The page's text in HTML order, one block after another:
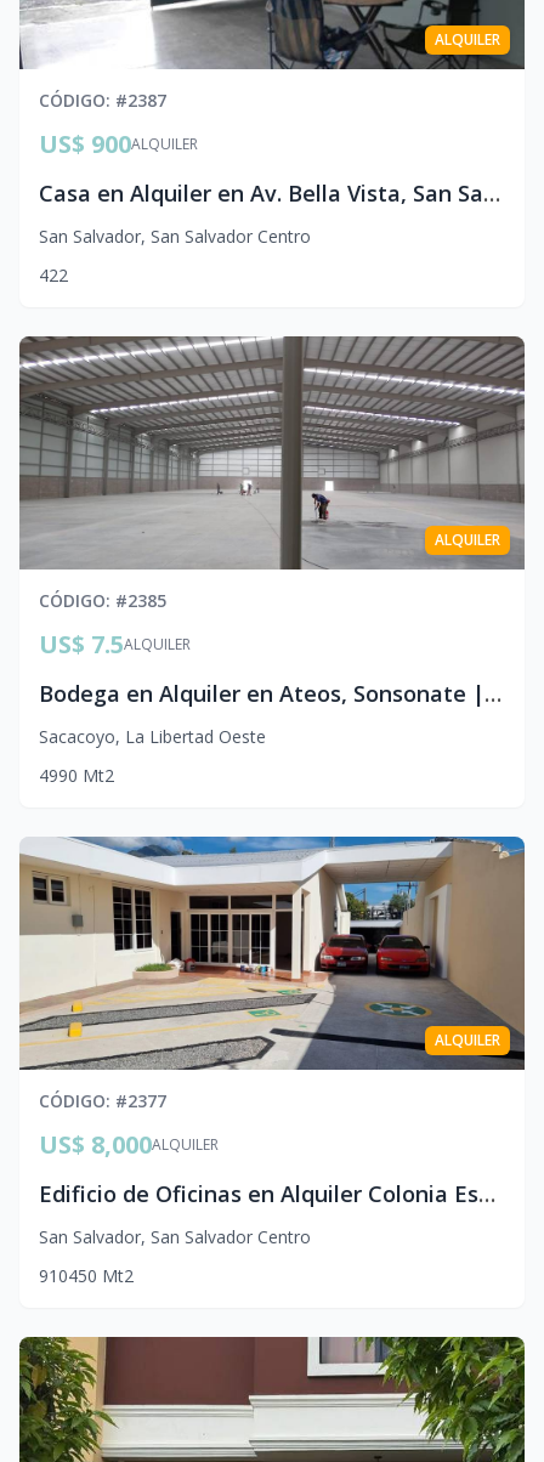
ALQUILER
CÓDIGO: #2387
ALQUILER
US$ 900
Casa en Alquiler en Av. Bella Vista, San Salvador | $900
San Salvador, San Salvador Centro
422
ALQUILER
CÓDIGO: #2385
ALQUILER
US$ 7.5
Bodega en Alquiler en Ateos, Sonsonate | $7.50/m² | 4,990 m²
Sacacoyo, La Libertad Oeste
4990 Mt2
ALQUILER
CÓDIGO: #2377
ALQUILER
US$ 8,000
Edificio de Oficinas en Alquiler Colonia Escalón | 28 Parqueos Privados
San Salvador, San Salvador Centro
910450 Mt2